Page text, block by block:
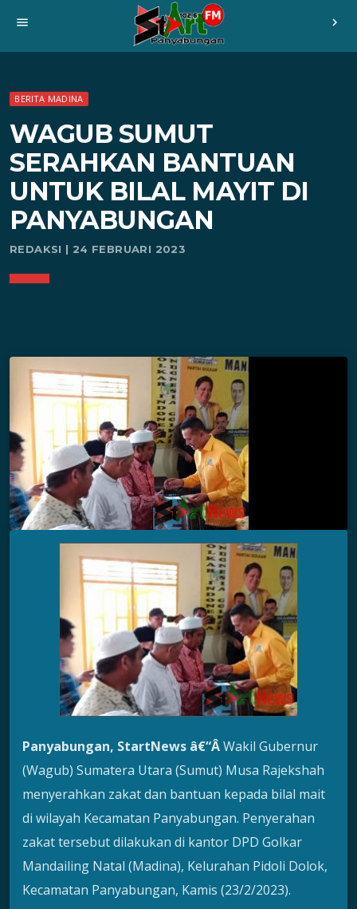
menu chevron_right
BERITA MADINA
WAGUB SUMUT
SERAHKAN BANTUAN
UNTUK BILAL MAYIT DI
PANYABUNGAN
REDAKSI | 24 FEBRUARI 2023
Panyabungan, StartNews â€“ÂWakil Gubernur
(Wagub) Sumatera Utara (Sumut) Musa Rajekshah
menyerahkan zakat dan bantuan kepada bilal mait
di wilayah Kecamatan Panyabungan. Penyerahan
zakat tersebut dilakukan di kantor DPD Golkar
Mandailing Natal (Madina), Kelurahan Pidoli Dolok,
Kecamatan Panyabungan, Kamis (23/2/2023).